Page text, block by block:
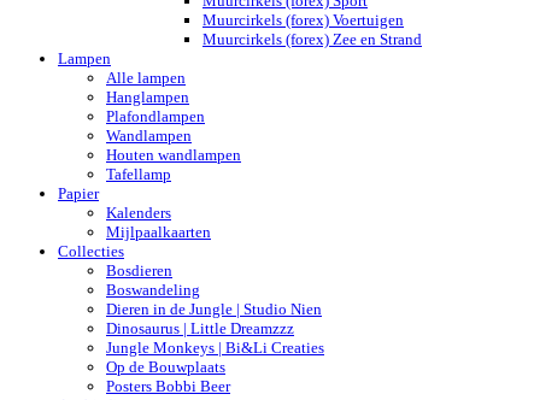
Muurcirkels (forex) Voertuigen
Muurcirkels (forex) Zee en Strand
Lampen
Alle lampen
Hanglampen
Plafondlampen
Wandlampen
Houten wandlampen
Tafellamp
Papier
Kalenders
Mijlpaalkaarten
Collecties
Bosdieren
Boswandeling
Dieren in de Jungle | Studio Nien
Dinosaurus | Little Dreamzzz
Jungle Monkeys | Bi&Li Creaties
Op de Bouwplaats
Posters Bobbi Beer